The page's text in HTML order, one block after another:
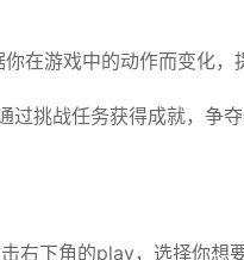
在游戏中的动作而变化，
过挑战任务获得成就，争
右下角的play，选择你想